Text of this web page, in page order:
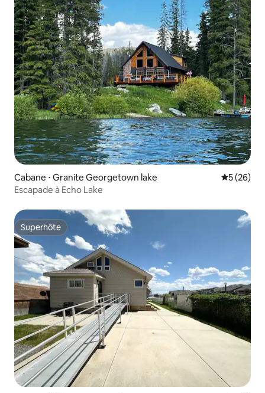
Cabane ⋅ Granite Georgetown lake
5 (26)
Escapade à Echo Lake
Superhôte
Superhôte